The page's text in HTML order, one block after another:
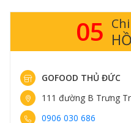
Bình, TPHCM
413